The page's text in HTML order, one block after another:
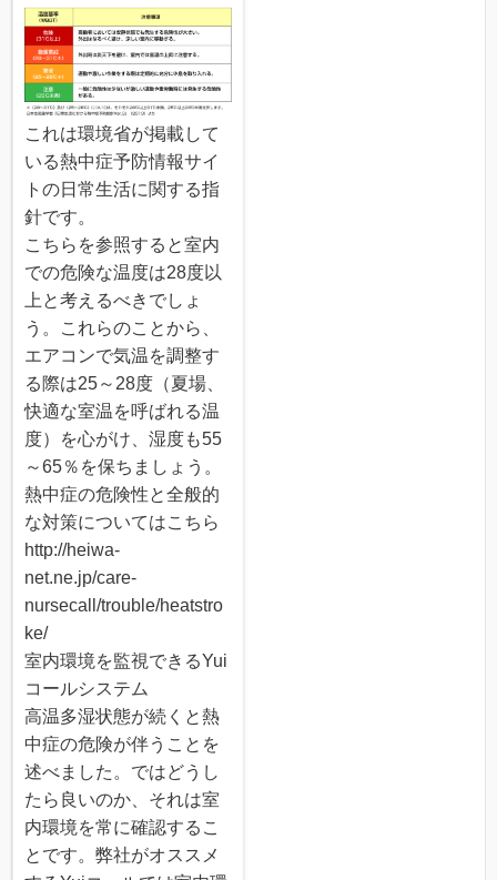
これは環境省が掲載して
いる熱中症予防情報サイ
トの日常生活に関する指
針です。
こちらを参照すると室内
での危険な温度は28度以
上と考えるべきでしょ
う。これらのことから、
エアコンで気温を調整す
る際は25～28度（夏場、
快適な室温を呼ばれる温
度）を心がけ、湿度も55
～65％を保ちましょう。
熱中症の危険性と全般的
な対策についてはこちら
http://heiwa-
net.ne.jp/care-
nursecall/trouble/heatstro
ke/
室内環境を監視できるYui
コールシステム
高温多湿状態が続くと熱
中症の危険が伴うことを
述べました。ではどうし
たら良いのか、それは室
内環境を常に確認するこ
とです。弊社がオススメ